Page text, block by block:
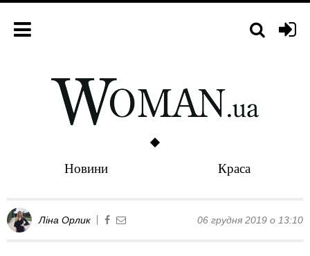
Новини Краса
Ліна Орлик 06 грудня 2019 о 13:10